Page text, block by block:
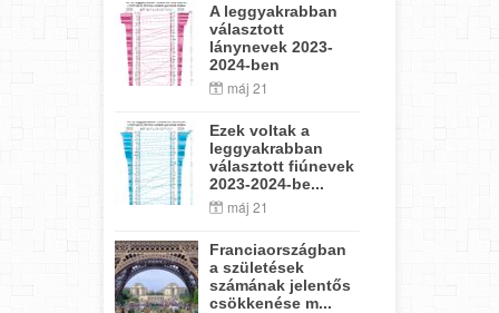
A leggyakrabban
választott
lánynevek 2023-
2024-ben
máj 21
Ezek voltak a
leggyakrabban
választott fiúnevek
2023-2024-be...
máj 21
Franciaországban
a születések
számának jelentős
csökkenése m...